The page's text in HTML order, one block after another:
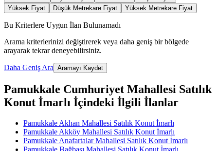
Yüksek Fiyat
Düşük Metrekare Fiyat Yüksek Metrekare Fiyat
Bu Kriterlere Uygun İlan Bulunamadı
Arama kriterlerinizi değiştirerek veya daha geniş bir bölgede
arayarak tekrar deneyebilirsiniz.
Daha Geniş Ara Aramayı Kaydet
Pamukkale Cumhuriyet Mahallesi Satılık
Konut İmarlı İçindeki İlgili İlanlar
Pamukkale Akhan Mahallesi Satılık Konut İmarlı
Pamukkale Akköy Mahallesi Satılık Konut İmarlı
Pamukkale Anafartalar Mahallesi Satılık Konut İmarlı
Pamukkale Bağbaşı Mahallesi Satılık Konut İmarlı